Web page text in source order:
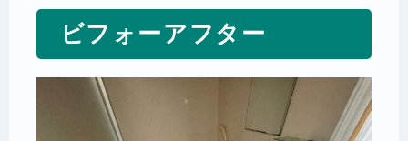
ビフォーアフター